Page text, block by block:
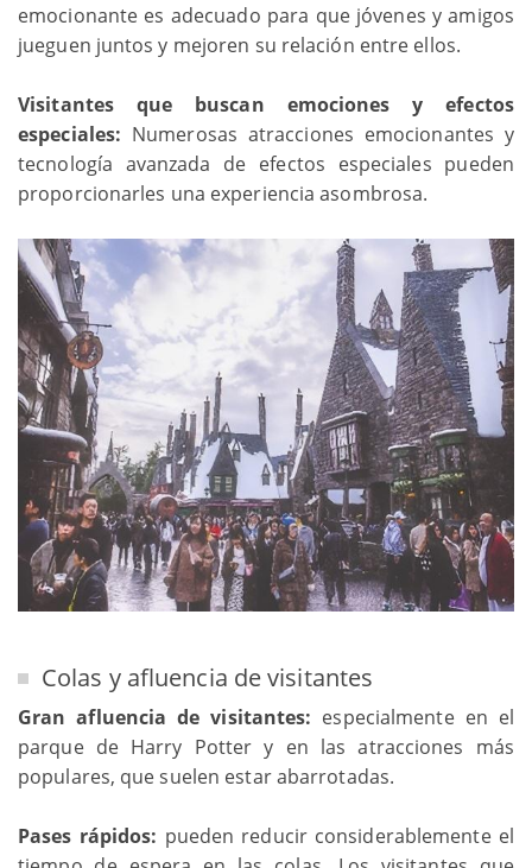
emocionante es adecuado para que jóvenes y amigos
jueguen juntos y mejoren su relación entre ellos.
Visitantes que buscan emociones y efectos
especiales: Numerosas atracciones emocionantes y
tecnología avanzada de efectos especiales pueden
proporcionarles una experiencia asombrosa.
Colas y afluencia de visitantes
Gran afluencia de visitantes: especialmente en el
parque de Harry Potter y en las atracciones más
populares, que suelen estar abarrotadas.
Pases rápidos: pueden reducir considerablemente el